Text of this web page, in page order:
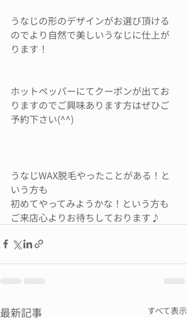
うなじの形のデザインがお選び頂ける
のでより自然で美しいうなじに仕上が
ります！
ホットペッパーにてクーポンが出てお
りますのでご興味あります方はぜひご
予約下さい(^^)
うなじWAX脱毛やったことがある！と
いう方も
初めてやってみようかな！という方も
ご来店心よりお待ちしております♪
最新記事 すべて表示